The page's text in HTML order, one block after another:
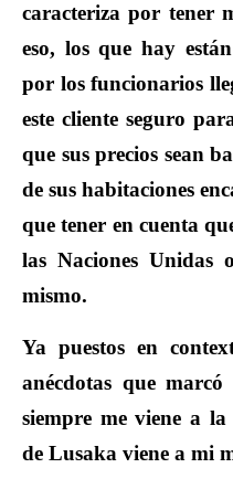
caracteriza por tener
eso, los que hay
por los funcionarios
este cliente seguro
que sus precios sean
de sus habitaciones
que tener en cuenta
las Naciones Unidas
mismo.
Ya puestos en
anécdotas que
siempre me viene a
de Lusaka viene a mi